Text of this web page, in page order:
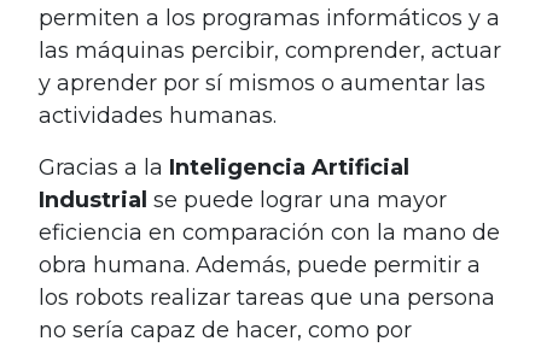
permiten a los programas informáticos y a
las máquinas percibir, comprender, actuar
y aprender por sí mismos o aumentar las
actividades humanas.
Gracias a la Inteligencia Artificial
Industrial se puede lograr una mayor
eficiencia en comparación con la mano de
obra humana. Además, puede permitir a
los robots realizar tareas que una persona
no sería capaz de hacer, como por